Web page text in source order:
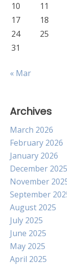
10
11
17
18
24
25
31
« Mar
Archives
March 2026
February 2026
January 2026
December 2025
November
September
August 2025
July 2025
June 2025
May 2025
April 2025